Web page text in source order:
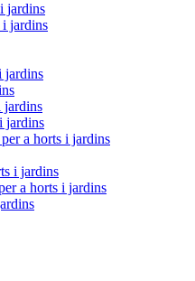
jardins
i jardins
jardins
jardins
jardins
a horts i jardins
i jardins
a horts i jardins